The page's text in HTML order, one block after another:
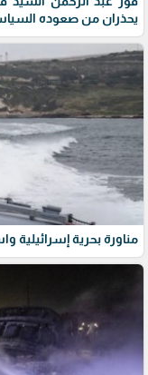
يحذران من صعوده
مناورة بحرية